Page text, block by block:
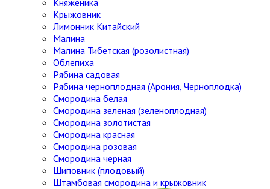
Крыжовник
Лимонник Китайский
Малина
Малина Тибетская (розолистная)
Облепиха
Рябина садовая
Рябина черноплодная (Арония, Черноплодка)
Смородина белая
Смородина зеленая (зеленоплодная)
Смородина золотистая
Смородина красная
Смородина розовая
Смородина черная
Шиповник (плодовый)
Штамбовая смородина и крыжовник